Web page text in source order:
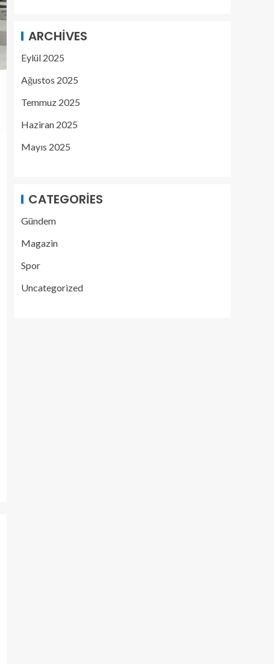
ARCHIVES
Eylül 2025
Ağustos 2025
Temmuz 2025
Haziran 2025
Mayıs 2025
CATEGORIES
Gündem
Magazin
Spor
Uncategorized